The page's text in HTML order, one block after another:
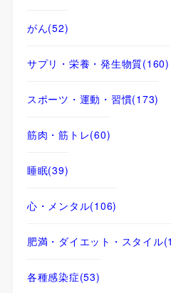
がん(52)
サプリ・栄養・発生物質(160)
スポーツ・運動・習慣(173)
筋肉・筋トレ(60)
睡眠(39)
心・メンタル(106)
肥満・ダイエット・スタイル
各種感染症(53)